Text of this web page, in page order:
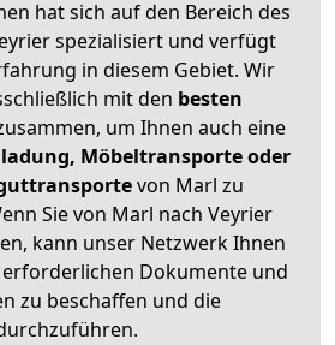
hat sich auf den Bereich des
spezialisiert und verfügt
in diesem Gebiet. Wir
mit den besten
um Ihnen auch eine
Möbeltransporte oder
von Marl zu
Sie von Marl nach Veyrier
kann unser Netzwerk Ihnen
Dokumente und
zu beschaffen und die